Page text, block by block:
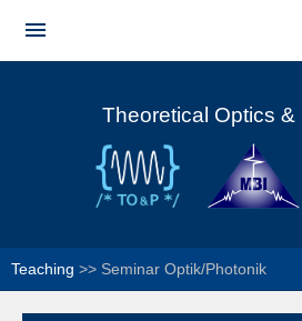
content

Main menu
Theoretical Optics &
Teaching >> Seminar Optik/Photonik